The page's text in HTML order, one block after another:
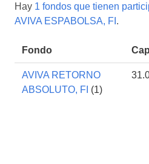
Hay 1 fondos que tienen
AVIVA ESPABOLSA, FI .
Fondo
AVIVA RETORNO
ABSOLUTO, FI (1)